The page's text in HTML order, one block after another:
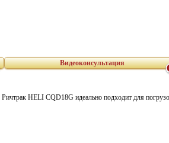
Видеоконсультация
HELI CQD18G идеально подходит для